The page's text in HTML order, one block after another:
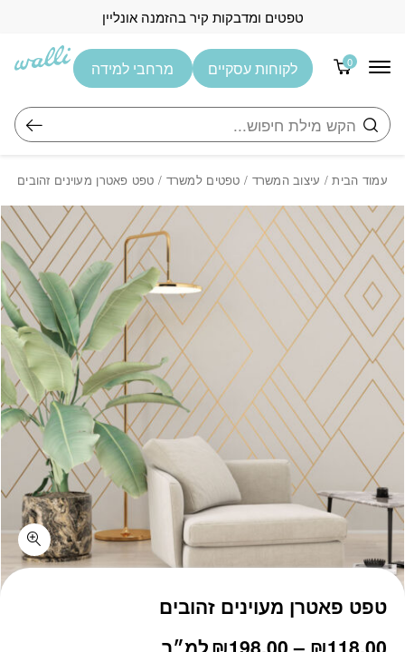
טפטים ומדבקות קיר בהזמנה אונליין
0
חיפוש
לקוחות עסקיים מרחבי למידה
עמוד הבית/ עיצוב המשרד / טפטים למשרד / טפט פאטרן מעוינים זהובים
טפט פאטרן מעוינים זהובים
טווח